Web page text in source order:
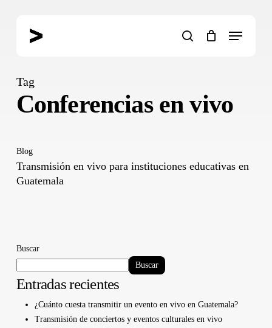
search
Menu
Tag
Conferencias en vivo
Blog
Transmisión en vivo para instituciones educativas en
Guatemala
Buscar
Buscar
Entradas recientes
¿Cuánto cuesta transmitir un evento en vivo en Guatemala?
Transmisión de conciertos y eventos culturales en vivo